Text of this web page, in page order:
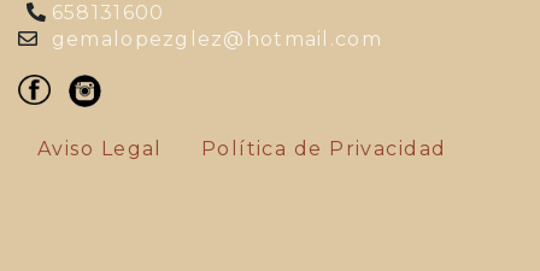
658131600
gemalopezglez@hotmail.com
Aviso Legal Política de Privacidad